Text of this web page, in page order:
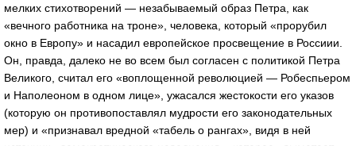
мелких стихотворений — незабываемый образ Петра, как
«вечного работника на троне», человека, который «прорубил
окно в Европу» и насадил европейское просвещение в Россиии.
Он, правда, далеко не во всем был согласен с политикой Петра
Великого, считал его «воплощенной революцией — Робеспьером
и Наполеоном в одном лице», ужасался жестокости его указов
(которую он противопоставлял мудрости его законодательных
мер) и «признавал вредной «табель о рангах», видя в ней